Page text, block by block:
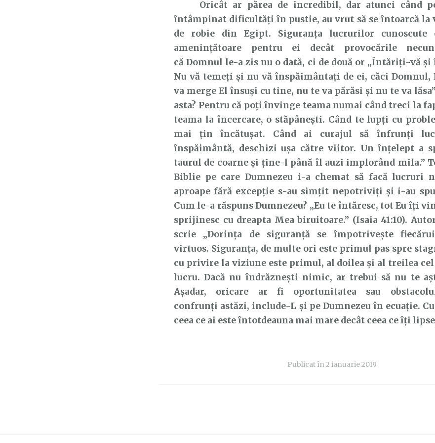
Oricât ar părea de incredibil, dar atunci când
întâmpinat dificultăți în pustie, au vrut să se întoarcă la
de robie din Egipt. Siguranța lucrurilor
amenințătoare pentru ei decât provocările
căDomnul le-a zis nu o dată, ci de două or „Întăriţi-vă
Nu vă temeţi şi nu vă înspăimântaţi de ei, căci Domnul,
va merge El însuşi cu tine, nu te va părăsi şi nu te va
asta? Pentru că poți învinge teama numai când treci la
teama la încercare, o stăpânești. Când te lupți cu
mai țin încătușat. Când ai curajul să înfrunți
înspăimântă, deschizi ușa către viitor. Un înțelept a
taurul de coarne și ține-l până îl auzi implorând mila.”
Biblie pe care Dumnezeu i-a chemat să facă lucruri
aproape fără excepție s-au simțit nepotriviți și i-au
Cum le-a răspuns Dumnezeu? „Eu te întăresc, tot Eu îţi
sprijinesc cu dreapta Mea biruitoare.” (Isaia 41:10).
scrie „Dorința de siguranță se împotrivește
virtuos. Siguranța, de multe ori este primul pas spre
cu privire la viziune este primul, al doilea și al treilea
lucru. Dacă nu îndrăznești nimic, ar trebui să nu te
Așadar, oricare ar fi oportunitatea sau
confrunți astăzi, include-L și pe Dumnezeu în ecuație.
ceea ce ai este întotdeauna mai mare decât ceea ce îți
Publicat în2 ianuarie 2019